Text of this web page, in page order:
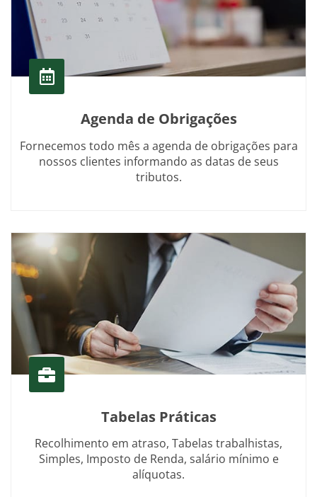
Agenda de Obrigações
Fornecemos todo mês a agenda de obrigações para
nossos clientes informando as datas de seus
tributos.
Tabelas Práticas
Recolhimento em atraso, Tabelas trabalhistas,
Simples, Imposto de Renda, salário mínimo e
alíquotas.